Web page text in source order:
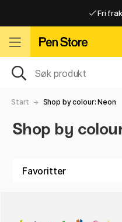
Fri
Raskt til dør
Raskt til dør
Start Shop by colour: Neon
Shop by